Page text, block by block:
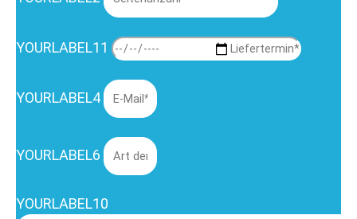
YOURLABEL11
YOURLABEL4
YOURLABEL6
YOURLABEL10